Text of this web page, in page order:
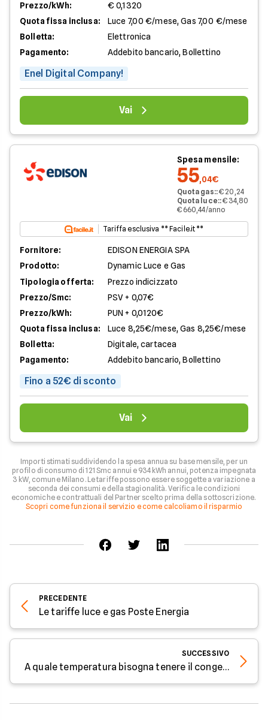
Prezzo/kWh:
€ 0,1320
Quota fissa inclusa:
Luce 7,00 €/mese, Gas 7,00 €/mese
Bolletta:
Elettronica
Pagamento:
Addebito bancario, Bollettino
Enel Digital Company!
Vai
Spesa mensile:
55,04€
Quota gas::€ 20,24
Quota luce::€ 34,80
€ 660,44/anno
Tariffa esclusiva ** Facile.it **
Fornitore:
EDISON ENERGIA SPA
Prodotto:
Dynamic Luce e Gas
Tipologia offerta:
Prezzo indicizzato
Prezzo/Smc:
PSV + 0,07€
Prezzo/kWh:
PUN + 0,0120€
Quota fissa inclusa:
Luce 8,25€/mese, Gas 8,25€/mese
Bolletta:
Digitale, cartacea
Pagamento:
Addebito bancario, Bollettino
Fino a 52€ di sconto
Vai
Importi stimati suddividendo la spesa annua su base mensile, per un
profilo di consumo di 121 Smc annui e 934 kWh annui, potenza impegnata
3 kW, comune Milano. Le tariffe possono essere soggette a variazione a
seconda dei consumi e della stagionalità. Verifica le condizioni
economiche e contrattuali del Partner scelto prima della sottoscrizione.
Scopri come funziona il servizio e come calcoliamo il risparmio
PRECEDENTE
Le tariffe luce e gas Poste Energia
SUCCESSIVO
A quale temperatura bisogna tenere il congelatore?